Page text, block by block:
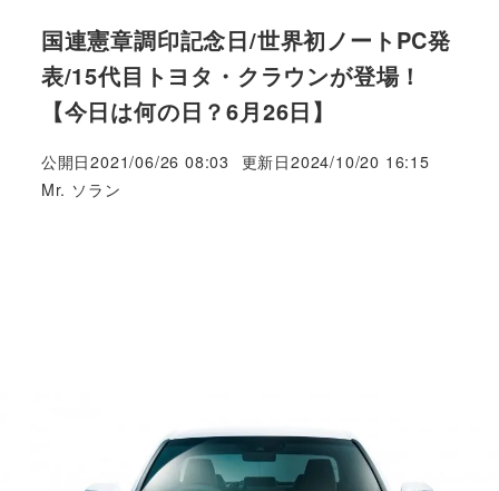
国連憲章調印記念日/世界初ノートPC発
表/15代目トヨタ・クラウンが登場！
【今日は何の日？6月26日】
公開日2021/06/26 08:03 更新日2024/10/20 16:15
著
Mr. ソラン